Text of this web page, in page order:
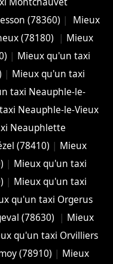
(78360) |
Mieux
(78180)
| Mieux
| Mieux qu'un taxi
| Mieux qu'un taxi
taxi Neauphle-le-
Neauphle-le-Vieux
Neauphlette
(78410) | Mieux
| Mieux qu'un taxi
| Mieux qu'un taxi
qu'un taxi Orgerus
(78630) | Mieux
qu'un taxi Orvilliers
(78910) | Mieux